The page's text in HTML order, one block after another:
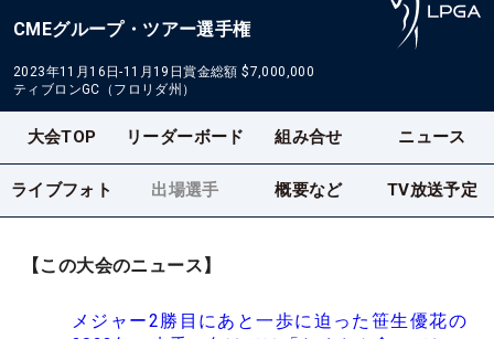
CMEグループ・ツアー選手権
2023年11月16日-11月19日賞金総額 $7,000,000
ティブロンGC（フロリダ州）
大会TOP リーダーボード 組み合せ ニュース
ライブフォト 出場選手 概要など TV放送予定
【この大会のニュース】
メジャー2勝目にあと一歩に迫った笹生優花の